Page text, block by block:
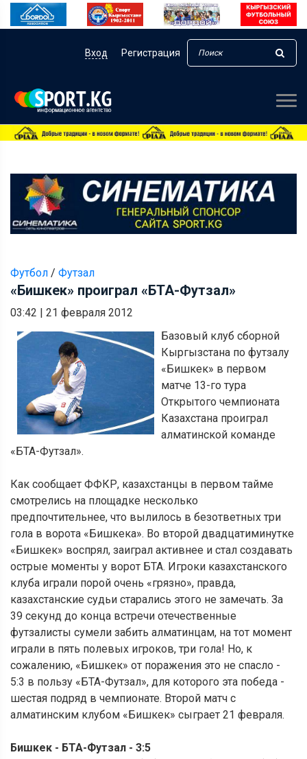
Вход Регистрация
Футбол / Футзал
«Бишкек» проиграл «БТА-Футзал»
03:42 | 21 февраля 2012
Базовый клуб сборной
Кыргызстана по футзалу
«Бишкек» в первом
матче 13-го тура
Открытого чемпионата
Казахстана проиграл
алматинской команде
«БТА-Футзал».
Как сообщает ФФКР, казахстанцы в первом тайме
смотрелись на площадке несколько
предпочтительнее, что вылилось в безответных три
гола в ворота «Бишкека». Во второй двадцатиминутке
«Бишкек» воспрял, заиграл активнее и стал создавать
острые моменты у ворот БТА. Игроки казахстанского
клуба играли порой очень «грязно», правда,
казахстанские судьи старались этого не замечать. За
39 секунд до конца встречи отечественные
футзалисты сумели забить алматинцам, на тот момент
играли в пять полевых игроков, три гола! Но, к
сожалению, «Бишкек» от поражения это не спасло -
5:3 в пользу «БТА-Футзал», для которого эта победа -
шестая подряд в чемпионате. Второй матч с
алматинским клубом «Бишкек» сыграет 21 февраля.
Бишкек - БТА-Футзал - 3:5